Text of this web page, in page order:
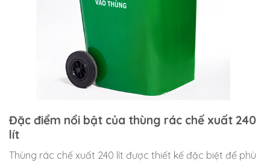
Đặc điểm nổi bật của thùng rác chế xuất 240
lít
Thùng rác chế xuất 240 lít được thiết kế đặc biệt để phù